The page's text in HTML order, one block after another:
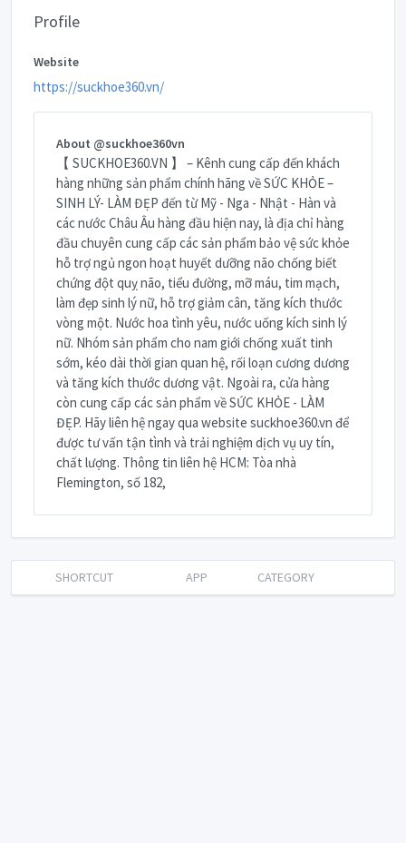
Profile
Website
https://suckhoe360.vn/
About @suckhoe360vn
【 SUCKHOE360.VN 】 – Kênh cung cấp đến khách
hàng những sản phẩm chính hãng về SỨC KHỎE –
SINH LÝ- LÀM ĐẸP đến từ Mỹ - Nga - Nhật - Hàn và
các nước Châu Âu hàng đầu hiện nay, là địa chỉ hàng
đầu chuyên cung cấp các sản phẩm bảo vệ sức khỏe
hỗ trợ ngủ ngon hoạt huyết dưỡng não chống biết
chứng đột quỵ não, tiểu đường, mỡ máu, tim mạch,
làm đẹp sinh lý nữ, hỗ trợ giảm cân, tăng kích thước
vòng một. Nước hoa tình yêu, nước uống kích sinh lý
nữ. Nhóm sản phẩm cho nam giới chống xuất tinh
sớm, kéo dài thời gian quan hệ, rối loạn cương dương
và tăng kích thước dương vật. Ngoài ra, cửa hàng
còn cung cấp các sản phẩm về SỨC KHỎE - LÀM
ĐẸP. Hãy liên hệ ngay qua website suckhoe360.vn để
được tư vấn tận tình và trải nghiệm dịch vụ uy tín,
chất lượng. Thông tin liên hệ HCM: Tòa nhà
Flemington, số 182,
SHORTCUT APP CATEGORY